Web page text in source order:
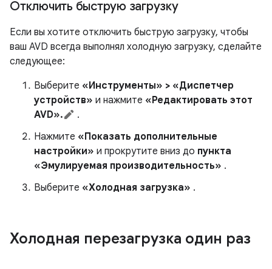
Отключить быструю загрузку
Если вы хотите отключить быструю загрузку, чтобы
ваш AVD всегда выполнял холодную загрузку, сделайте
следующее:
Выберите «Инструменты» > «Диспетчер
устройств» и нажмите «Редактировать этот
AVD».
.
Нажмите «Показать дополнительные
настройки» и прокрутите вниз до пункта
«Эмулируемая производительность» .
Выберите «Холодная загрузка» .
Холодная перезагрузка один раз